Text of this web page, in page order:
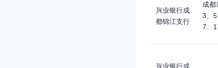
兴业银行成
都锦江支行
成都
3、
7、
兴业银行成